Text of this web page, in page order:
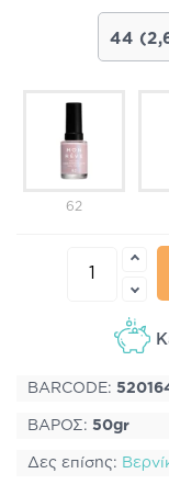
44
62
BARCODE:
ΒΑΡΟΣ: 50gr
Δες επίσης: